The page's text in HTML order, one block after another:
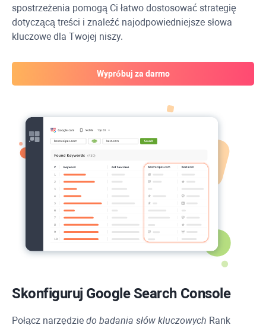
spostrzeżenia pomogą Ci łatwo dostosować strategię
dotyczącą treści i znaleźć najodpowiedniejsze słowa
kluczowe dla Twojej niszy.
Wypróbuj za darmo
Skonfiguruj Google Search Console
Połącz narzędzie do badania słów kluczowych Rank